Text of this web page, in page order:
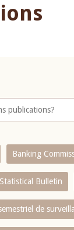
Banking
Bulletin
de